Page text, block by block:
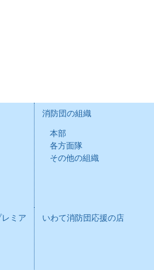
消防団の組織
本部
各方面隊
その他の組織
ミア
いわて消防団応援の店